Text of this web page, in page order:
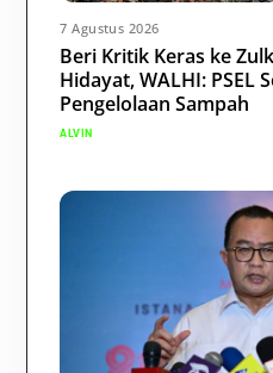
7 Agustus 2026
Beri Kritik Keras ke
Hidayat, WALHI: PSEL
Pengelolaan Sampah
ALVIN